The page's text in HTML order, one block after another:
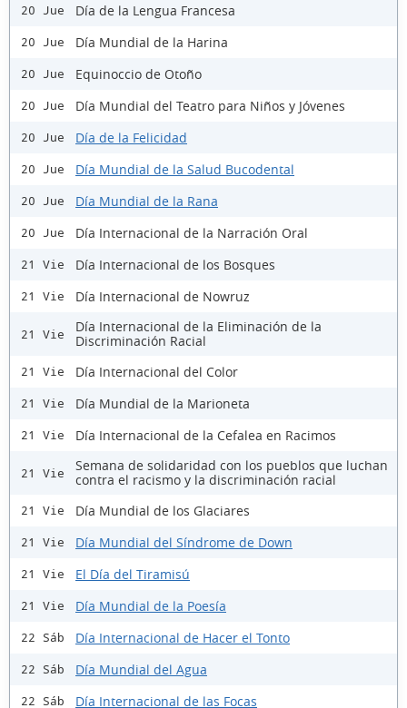
20 Jue Día de la Lengua Francesa
20 Jue Día Mundial de la Harina
20 Jue Equinoccio de Otoño
20 Jue Día Mundial del Teatro para Niños y Jóvenes
20 Jue Día de la Felicidad
20 Jue Día Mundial de la Salud Bucodental
20 Jue Día Mundial de la Rana
20 Jue Día Internacional de la Narración Oral
21 Vie Día Internacional de los Bosques
21 Vie Día Internacional de Nowruz
21 Vie
Día Internacional de la Eliminación de la
Discriminación Racial
21 Vie Día Internacional del Color
21 Vie Día Mundial de la Marioneta
21 Vie Día Internacional de la Cefalea en Racimos
21 Vie
Semana de solidaridad con los pueblos que luchan
contra el racismo y la discriminación racial
21 Vie Día Mundial de los Glaciares
21 Vie Día Mundial del Síndrome de Down
21 Vie El Día del Tiramisú
21 Vie Día Mundial de la Poesía
22 Sáb Día Internacional de Hacer el Tonto
22 Sáb Día Mundial del Agua
22 Sáb Día Internacional de las Focas